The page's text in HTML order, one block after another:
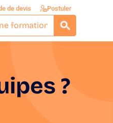
de devis Postuler
?